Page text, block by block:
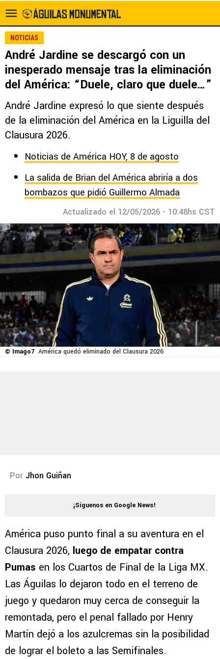
NOTICIAS
André Jardine se descargó con un
inesperado mensaje tras la eliminación
del América: “Duele, claro que duele…”
André Jardine expresó lo que siente después
de la eliminación del América en la Liguilla del
Clausura 2026.
Noticias de América HOY, 8 de agosto
La salida de Brian del América abriría a dos
bombazos que pidió Guillermo Almada
Actualizado el 12/05/2026 - 10:48hs CST
© Imago7 América quedó eliminado del Clausura 2026
Por Jhon Guiñan
¡Síguenos en Google News!
América puso punto final a su aventura en el
Clausura 2026, luego de empatar contra
Pumas en los Cuartos de Final de la Liga MX.
Las Águilas lo dejaron todo en el terreno de
juego y quedaron muy cerca de conseguir la
remontada, pero el penal fallado por Henry
Martín dejó a los azulcremas sin la posibilidad
de lograr el boleto a las Semifinales.